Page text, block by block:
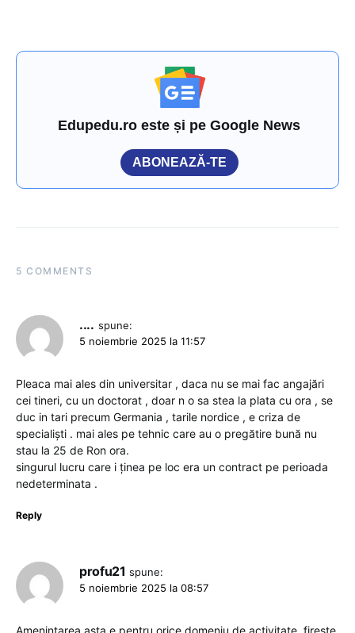
Edupedu.ro este și pe Google News
ABONEAZĂ-TE
5 COMMENTS
.... spune:
5 noiembrie 2025 la 11:57
Pleaca mai ales din universitar , daca nu se mai fac angajări
cei tineri, cu un doctorat , doar n o sa stea la plata cu ora , se
duc in tari precum Germania , tarile nordice , e criza de
specialiști . mai ales pe tehnic care au o pregătire bună nu
stau la 25 de Ron ora.
singurul lucru care i ținea pe loc era un contract pe perioada
nedeterminata .
Reply
profu21 spune:
5 noiembrie 2025 la 08:57
Amenintarea asta e pentru orice domeniu de activitate, fireste